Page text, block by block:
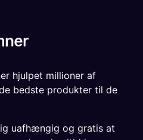
hjulpet millioner af
bedste produkter til de
uafhængig og gratis at